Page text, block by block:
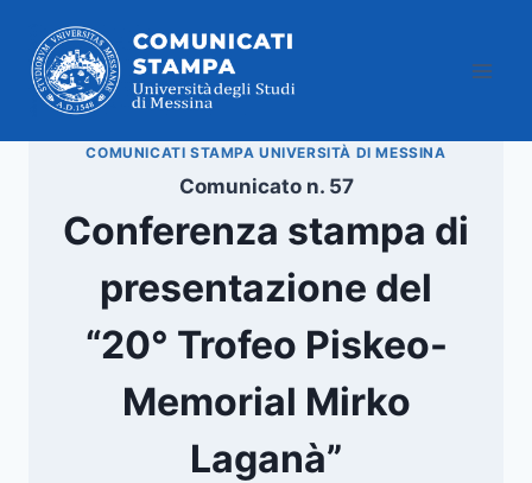
contenuto
COMUNICATI STAMPA UNIVERSITÀ DI MESSINA
Comunicato n. 57
Conferenza stampa di
presentazione del
“20° Trofeo Piskeo-
Memorial Mirko
Laganà”